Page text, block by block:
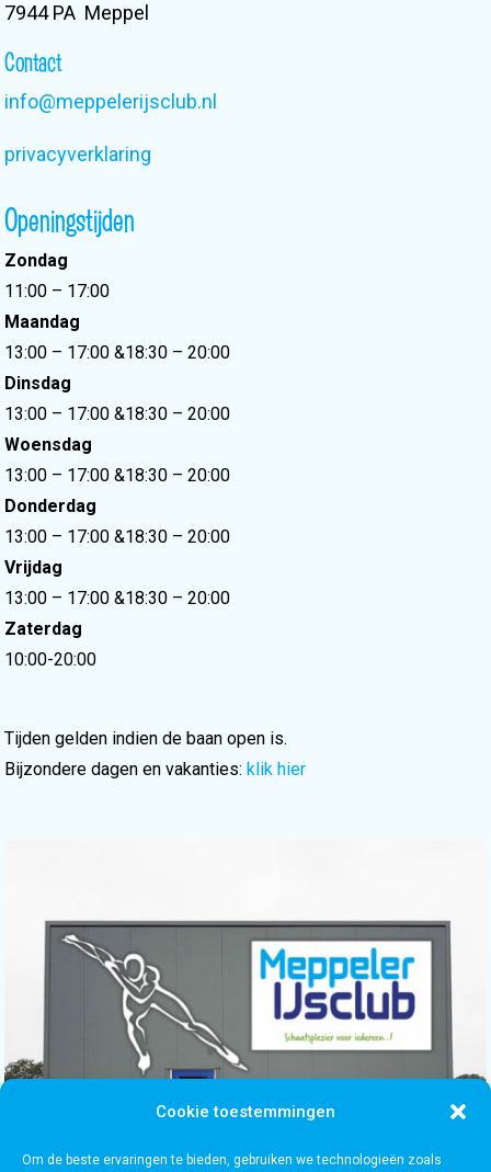
Cookie toestemmingen
Om de beste ervaringen te bieden, gebruiken we technologieën zoals
7944 PA Meppel
Contact
info@meppelerijsclub.nl
privacyverklaring
Openingstijden
Zondag
11:00 – 17:00
Maandag
13:00 – 17:00 &18:30 – 20:00
Dinsdag
13:00 – 17:00 &18:30 – 20:00
Woensdag
13:00 – 17:00 &18:30 – 20:00
Donderdag
13:00 – 17:00 &18:30 – 20:00
Vrijdag
13:00 – 17:00 &18:30 – 20:00
Zaterdag
10:00-20:00
Tijden gelden indien de baan open is.
Bijzondere dagen en vakanties: klik hier